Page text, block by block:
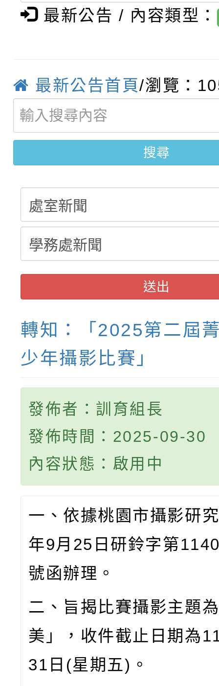
結果(第2招)
9月16日本府B2大禮堂
函轉運動部全民運動署
權責核予出席人員公(
學年度第1學期第7次代
結果(第9招)
【甄選結果(第1招)】
學年度第1學期第9次代
【甄選結果(第3招)】
學年度第1學期第8次
最新公告 / 內容類型：
最新公告首頁/瀏覽：
搜尋
送出
轉知：「2025第二屆
少年攝影比賽」
發佈者：訓育組長
發佈時間：2025-09-30
內容狀態：啟用中
一、依據桃園市攝影研
年9月 25 日研鈴字第
號函辦理。
二、旨揭比賽攝影主題
美」，收件截止日期為
31 日 (星期五) 。